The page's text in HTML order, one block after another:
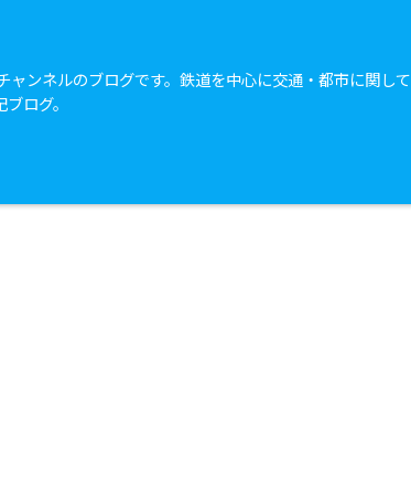
ャンネルのブログです。鉄道を中心に交通・都市に関して
ログ。